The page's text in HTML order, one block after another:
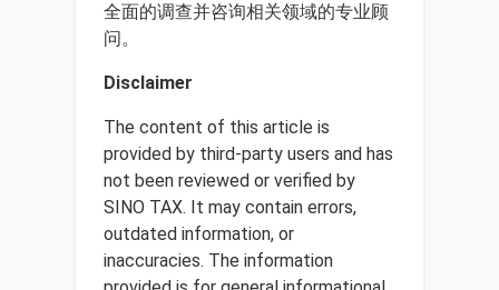
全面的调查并咨询相关领域的专业顾
问。
Disclaimer
The content of this article is
provided by third-party users and has
not been reviewed or verified by
SINO TAX. It may contain errors,
outdated information, or
inaccuracies. The information